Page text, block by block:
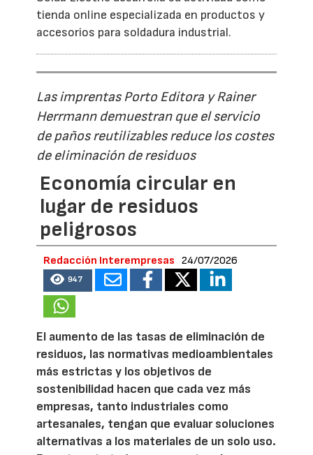
tienda online especializada en productos y
accesorios para soldadura industrial.
Las imprentas Porto Editora y Rainer
Herrmann demuestran que el servicio
de paños reutilizables reduce los costes
de eliminación de residuos
Economía circular en
lugar de residuos
peligrosos
Redacción Interempresas 24/07/2026
947
El aumento de las tasas de eliminación de
residuos, las normativas medioambientales
más estrictas y los objetivos de
sostenibilidad hacen que cada vez más
empresas, tanto industriales como
artesanales, tengan que evaluar soluciones
alternativas a los materiales de un solo uso.